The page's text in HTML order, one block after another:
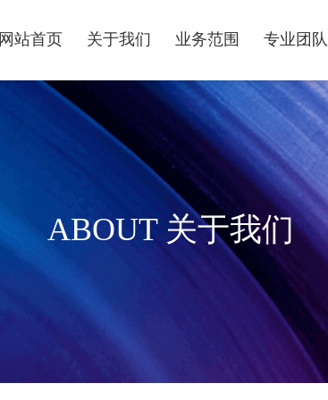
网站首页 关于我们 业务范围 专业团队
ABOUT 关于我们